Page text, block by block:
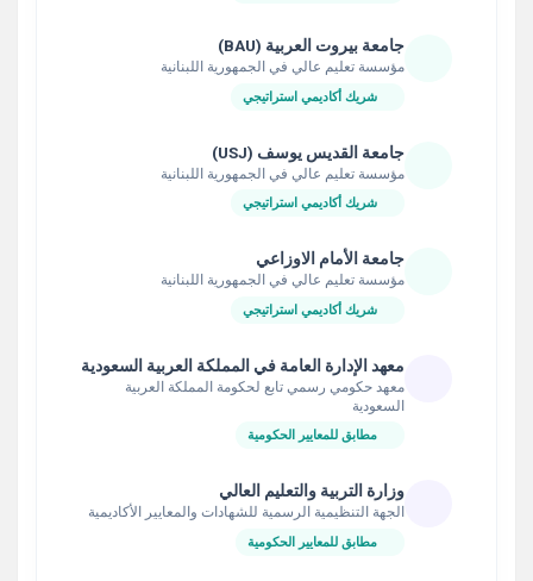
جامعة بيروت العربية (BAU)
مؤسسة تعليم عالي في الجمهورية اللبنانية
شريك أكاديمي استراتيجي
جامعة القديس يوسف (USJ)
مؤسسة تعليم عالي في الجمهورية اللبنانية
شريك أكاديمي استراتيجي
جامعة الأمام الاوزاعي
مؤسسة تعليم عالي في الجمهورية اللبنانية
شريك أكاديمي استراتيجي
معهد الإدارة العامة في المملكة العربية السعودية
معهد حكومي رسمي تابع لحكومة المملكة العربية
السعودية
مطابق للمعايير الحكومية
وزارة التربية والتعليم العالي
الجهة التنظيمية الرسمية للشهادات والمعايير الأكاديمية
مطابق للمعايير الحكومية